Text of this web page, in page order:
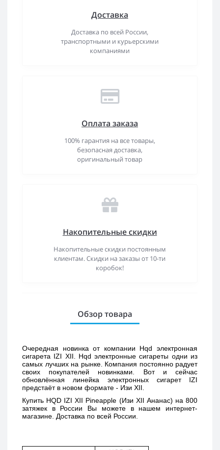
Доставка
Доставка по всей России,
транспортными и курьерскими
компаниями
Оплата заказа
100% гарантия на все товары,
безопасная доставка,
оригинальный товар
Накопительные скидки
Накопительные скидки постоянным
клиентам. Скидки на заказы от 10-ти
коробок!
Обзор товара
Очередная новинка от компании Hqd электронная
сигарета IZI XII. Hqd электронные сигареты одни из
самых лучших на рынке. Компания постоянно радует
своих покупателей новинками. Вот и сейчас
обновлённая линейка электронных сигарет IZI
предстаёт в новом формате - Изи XII.
Купить HQD IZI XII Pineapple (Изи XII Ананас) на 800
затяжек в России Вы можете в нашем интернет-
магазине. Доставка по всей России.